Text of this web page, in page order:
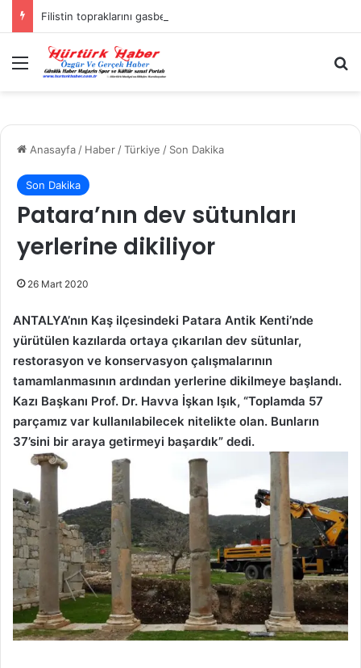
Menü
Anasayfa / Haber /Türkiye / Son Dakika
Son Dakika
Patara’nın dev sütunları
yerlerine dikiliyor
26 Mart 2020
ANTALYA’nın Kaş ilçesindeki Patara Antik Kenti’nde
yürütülen kazılarda ortaya çıkarılan dev sütunlar,
restorasyon ve konservasyon çalışmalarının
tamamlanmasının ardından yerlerine dikilmeye başlandı.
Kazı Başkanı Prof. Dr. Havva İşkan Işık, “Toplamda 57
parçamız var kullanılabilecek nitelikte olan. Bunların
37’sini bir araya getirmeyi başardık” dedi.